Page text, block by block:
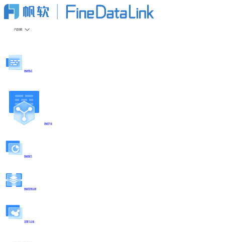
产品功能
数据集成
数据开发
数据服务
数据管理治理
部署与运维